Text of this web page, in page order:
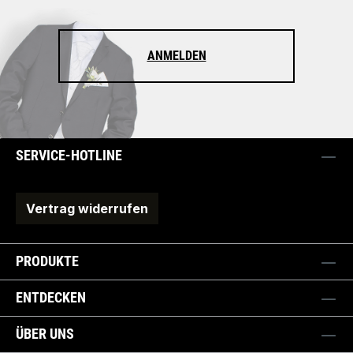
ANMELDEN
SERVICE-HOTLINE
Vertrag widerrufen
PRODUKTE
ENTDECKEN
ÜBER UNS